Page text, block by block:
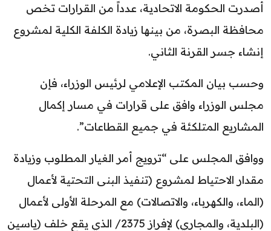
أصدرت الحكومة الاتحادية، عدداً من القرارات تخص
محافظة البصرة، من بينها زيادة الكلفة الكلية لمشروع
إنشاء جسر القرنة الثاني.
وحسب بيان المكتب الإعلامي لرئيس الوزراء، فإن
مجلس الوزراء وافق على قرارات في مسار إكمال
المشاريع المتلكئة في جميع القطاعات”.
ووافق المجلس على “ترويج أمر الغيار المطلوب وزيادة
مقدار الاحتياط لمشروع (تنفيذ البنى التحتية لأعمال
(الماء، والكهرباء، والاتصالات) مع المرحلة الأولى لأعمال
(البلدية، والمجاري) لإفراز 2375/ الذي يقع خلف (ياسين